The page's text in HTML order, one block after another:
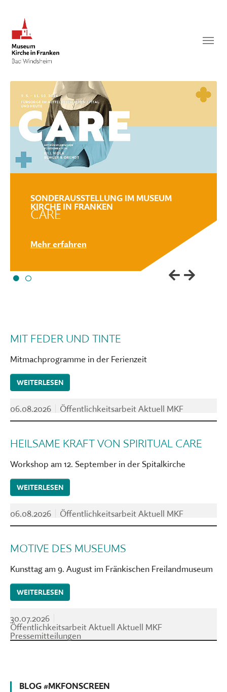
SUCHEN
CARE
SONDERAUSSTELLUNG IM MUSEUM
KIRCHE IN FRANKEN
Mehr erfahren
MIT FEDER UND TINTE
Mitmachprogramme in der Ferienzeit
WEITERLESEN
06.08.2026 Öffentlichkeitsarbeit Aktuell MKF
HEILSAME KRAFT VON SPIRITUAL CARE
Workshop am 12. September in der Spitalkirche
WEITERLESEN
06.08.2026 Öffentlichkeitsarbeit Aktuell MKF
MOTIVE DES MUSEUMS
Kunsttag am 9. August im Fränkischen Freilandmuseum
WEITERLESEN
30.07.2026
Öffentlichkeitsarbeit Aktuell Aktuell MKF
Pressemitteilungen
BLOG #MKFONSCREEN